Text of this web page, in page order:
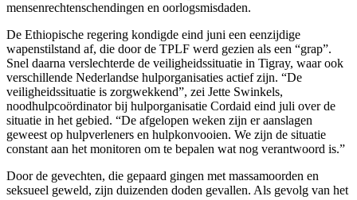
mensenrechtenschendingen en oorlogsmisdaden.
De Ethiopische regering kondigde eind juni een eenzijdige
wapenstilstand af, die door de TPLF werd gezien als een “grap”.
Snel daarna verslechterde de veiligheidssituatie in Tigray, waar ook
verschillende Nederlandse hulporganisaties actief zijn. “De
veiligheidssituatie is zorgwekkend”, zei Jette Swinkels,
noodhulpcoördinator bij hulporganisatie Cordaid eind juli over de
situatie in het gebied. “De afgelopen weken zijn er aanslagen
geweest op hulpverleners en hulpkonvooien. We zijn de situatie
constant aan het monitoren om te bepalen wat nog verantwoord is.”
Door de gevechten, die gepaard gingen met massamoorden en
seksueel geweld, zijn duizenden doden gevallen. Als gevolg van het